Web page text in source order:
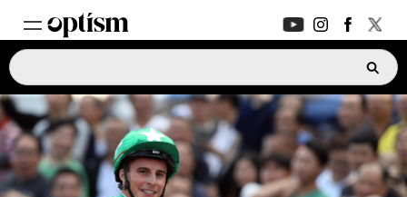
專家支援 新功能
家長討論區 新功能